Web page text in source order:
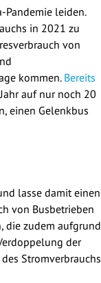
Pandemie leiden.
in 2021 zu
von
kommen. Bereits
auf nur noch 20
einen Gelenkbus
lasse damit einen
von Busbetrieben
die zudem aufgrund
der
Stromverbrauchs